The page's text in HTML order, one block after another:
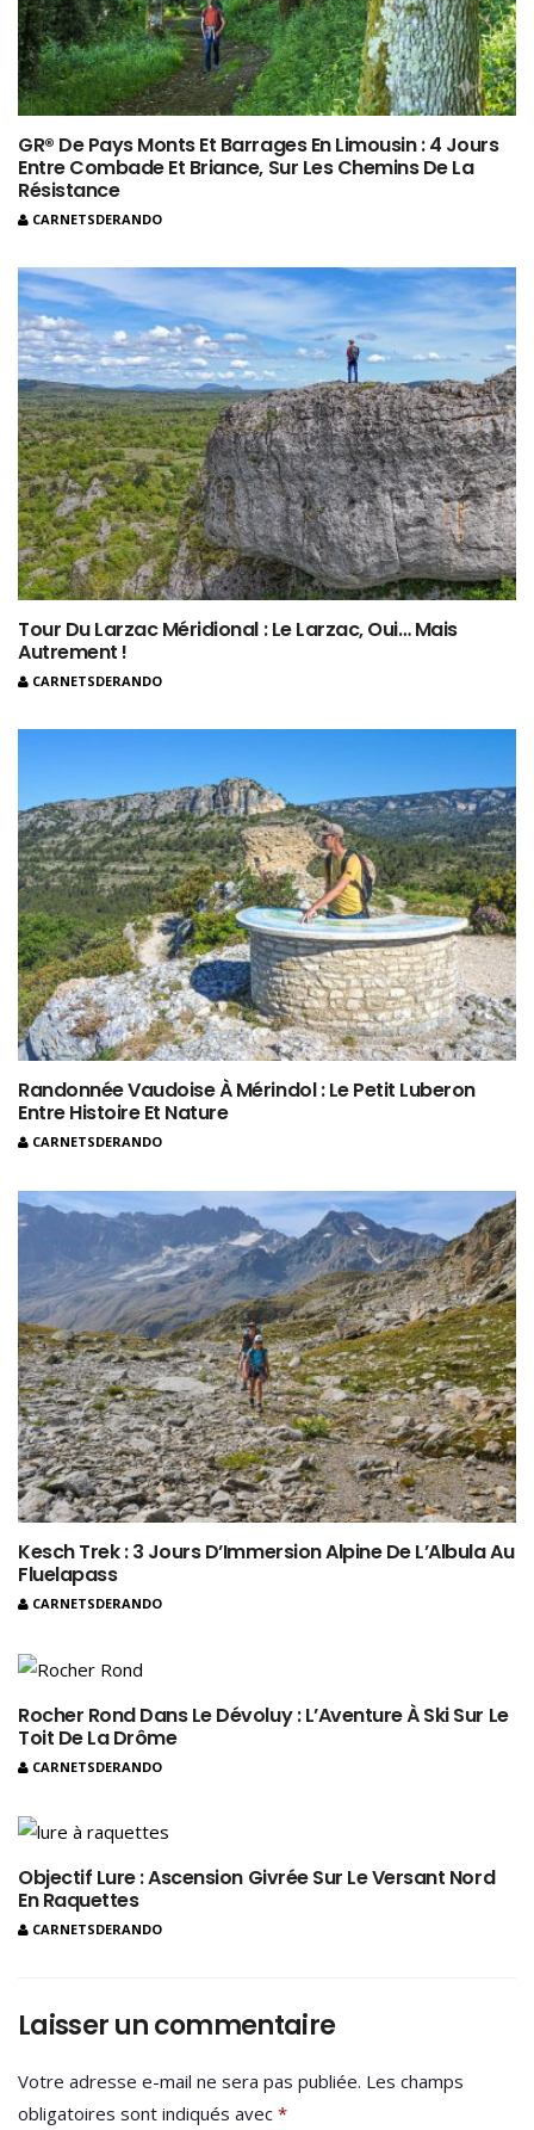
GR® De Pays Monts Et Barrages En Limousin : 4 Jours
Entre Combade Et Briance, Sur Les Chemins De La
Résistance
CARNETSDERANDO
Tour Du Larzac Méridional : Le Larzac, Oui… Mais
Autrement !
CARNETSDERANDO
Randonnée Vaudoise À Mérindol : Le Petit Luberon
Entre Histoire Et Nature
CARNETSDERANDO
Kesch Trek : 3 Jours D’Immersion Alpine De L’Albula Au
Fluelapass
CARNETSDERANDO
Rocher Rond Dans Le Dévoluy : L’Aventure À Ski Sur Le
Toit De La Drôme
CARNETSDERANDO
Objectif Lure : Ascension Givrée Sur Le Versant Nord
En Raquettes
CARNETSDERANDO
Laisser un commentaire
Votre adresse e-mail ne sera pas publiée. Les champs
obligatoires sont indiqués avec *